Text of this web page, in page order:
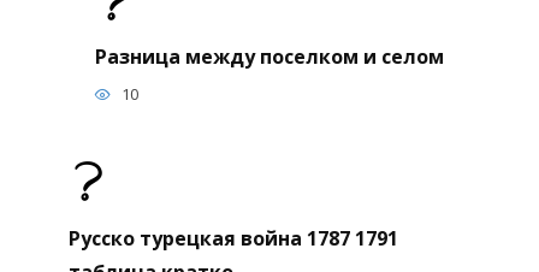
Разница между поселком и селом
10
Русско турецкая война 1787 1791